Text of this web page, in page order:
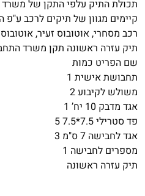
תכולת התיק עלפי התקן של משרד
קיימים מגוון של תיקים לרכב ע"פ
רכב מסחרי, אוטובוס זעיר, אוטובוס
תיק עזרה ראשונה תקן משרד
שם הפריט כמות
תחבושת אישית 1
משולש לקיבוע 2
אגד מדבק 10 יח’ 1
פד סטרילי 7.5*7.5 5
אגד לחבישה 7 ס"מ 3
מספרים לחבישה 1
תיק עזרה ראשונה